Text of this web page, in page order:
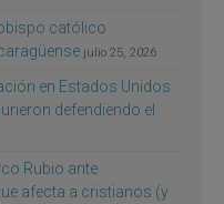
católico
julio 25, 2026
en Estados Unidos
defendiendo el
Rubio ante
afecta a cristianos (y